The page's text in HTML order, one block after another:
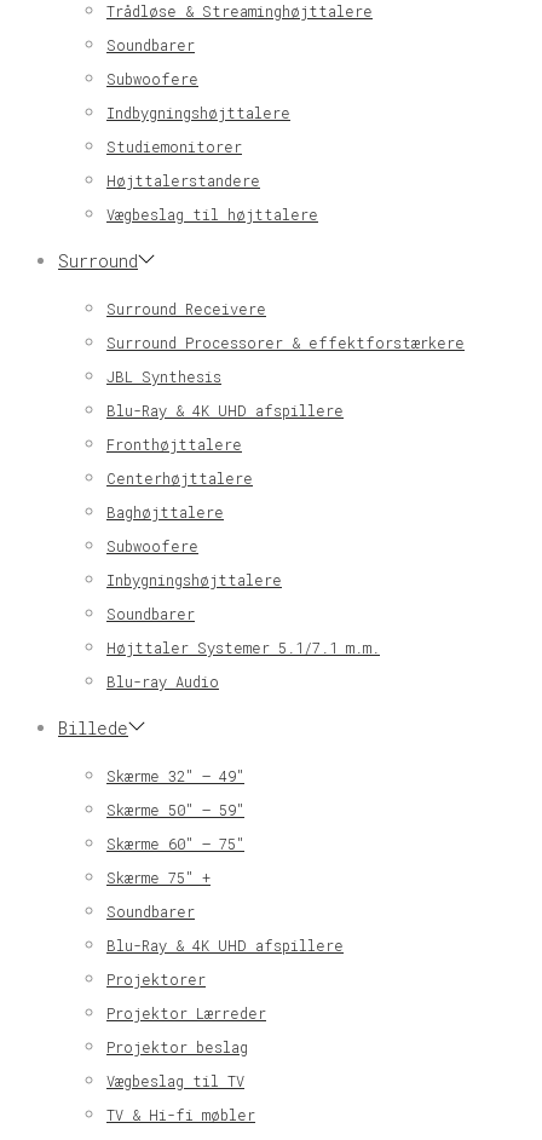
Trådløse & Streaminghøjttalere
Soundbarer
Subwoofere
Indbygningshøjttalere
Studiemonitorer
Højttalerstandere
Vægbeslag til højttalere
Surround
Surround Receivere
Surround Processorer & effektforstærkere
JBL Synthesis
Blu-Ray & 4K UHD afspillere
Fronthøjttalere
Centerhøjttalere
Baghøjttalere
Subwoofere
Inbygningshøjttalere
Soundbarer
Højttaler Systemer 5.1/7.1 m.m.
Blu-ray Audio
Billede
Skærme 32″ – 49″
Skærme 50″ – 59″
Skærme 60″ – 75″
Skærme 75″ +
Soundbarer
Blu-Ray & 4K UHD afspillere
Projektorer
Projektor Lærreder
Projektor beslag
Vægbeslag til TV
TV & Hi-fi møbler